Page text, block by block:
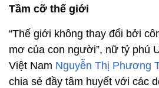
Tầm cỡ thế giới
“Thế giới không thay đổi bởi
mơ của con người”, nữ tỷ phú
Việt Nam Nguyễn Thị Phương
chia sẻ đầy tâm huyết với các